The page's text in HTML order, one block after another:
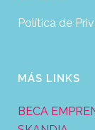
Política de
MÁS LINKS
BECA